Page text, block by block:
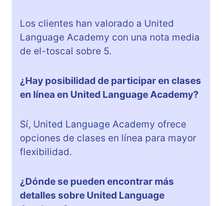
Los clientes han valorado a United
Language Academy con una nota media
de el-toscal sobre 5.
¿Hay posibilidad de participar en clases
en línea en United Language Academy?
Sí, United Language Academy ofrece
opciones de clases en línea para mayor
flexibilidad.
¿Dónde se pueden encontrar más
detalles sobre United Language